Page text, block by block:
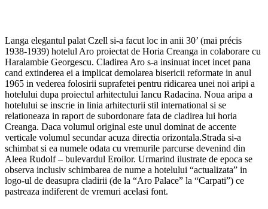
Langa elegantul palat Czell si-a facut loc in anii 30’ (mai précis
1938-1939) hotelul Aro proiectat de Horia Creanga in colaborare cu
Haralambie Georgescu. Cladirea Aro s-a insinuat incet incet pana
cand extinderea ei a implicat demolarea bisericii reformate in anul
1965 in vederea folosirii suprafetei pentru ridicarea unei noi aripi a
hotelului dupa proiectul arhitectului Iancu Radacina. Noua aripa a
hotelului se inscrie in linia arhitecturii stil international si se
relationeaza in raport de subordonare fata de cladirea lui horia
Creanga. Daca volumul original este unul dominat de accente
verticale volumul secundar acuza directia orizontala.Strada si-a
schimbat si ea numele odata cu vremurile parcurse devenind din
Aleea Rudolf – bulevardul Eroilor. Urmarind ilustrate de epoca se
observa inclusiv schimbarea de nume a hotelului “actualizata” in
logo-ul de deasupra cladirii (de la “Aro Palace” la “Carpati”) ce
pastreaza indiferent de vremuri acelasi font.